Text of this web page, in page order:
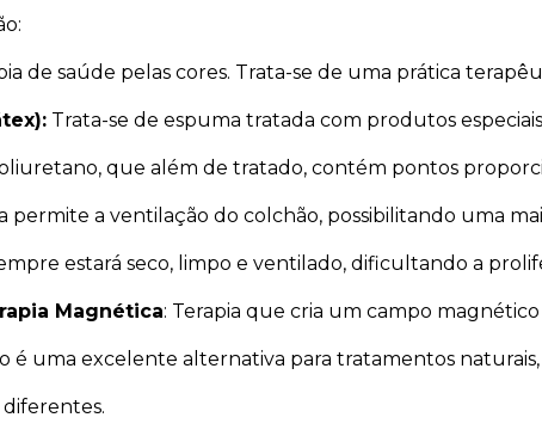
de saúde pelas cores. Trata-se de uma prática
Trata-se de espuma tratada com produtos
que além de tratado, contém pontos
permite a ventilação do colchão, possibilitando uma
estará seco, limpo e ventilado, dificultando a
Magnética: Terapia que cria um campo
é uma excelente alternativa para tratamentos
diferentes.